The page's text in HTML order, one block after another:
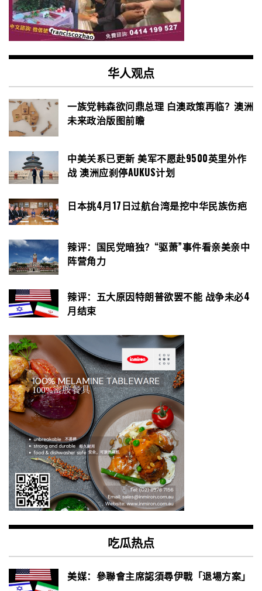
华人观点
一族党韩森欲问鼎总理 白澳政策再临？澳洲
未来政治版图前瞻
中美关系已更新 美军不愿赴9500英里外作
战 澳洲应刹停AUKUS计划
日本挑4月17日过航台湾是挖中华民族伤疤
辣评：国民党暗独？“驱萧”事件看亲美亲中
阵营角力
辣评：五大原因特朗普欲罢不能 战争未必4
月结束
吃瓜热点
美媒：參聯會主席認須尋伊戰「退場方案」